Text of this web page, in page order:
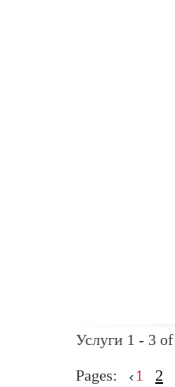
Услуги 1 - 3
Pages: 1 2